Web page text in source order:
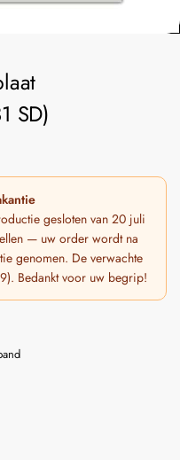
SD)
gesloten van 20 juli
— uw order wordt na
genomen. De verwachte
Bedankt voor uw begrip!